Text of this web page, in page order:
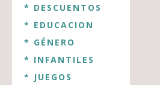
* DESCUENTOS
* EDUCACION
* GÉNERO
* INFANTILES
* JUEGOS